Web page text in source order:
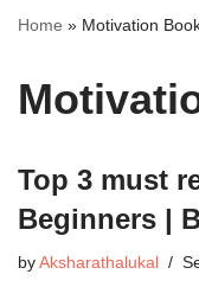
Home » Motivation
Top 3 must
Beginners |
by Aksharathalukal